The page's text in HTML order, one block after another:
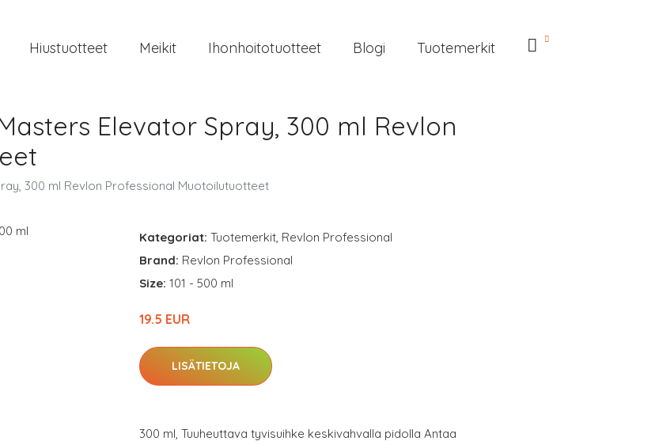
Hiustuotteet Meikit Ihonhoitotuotteet Blogi Tuotemerkit
Elevator Spray, 300 ml Revlon
300 ml Revlon Professional Muotoilutuotteet
Kategoriat: Tuotemerkit, Revlon Professional
Brand: Revlon Professional
Size: 101 - 500 ml
19.5 EUR
LISÄTIETOJA
300 ml, Tuuheuttava tyvisuihke keskivahvalla pidolla Antaa